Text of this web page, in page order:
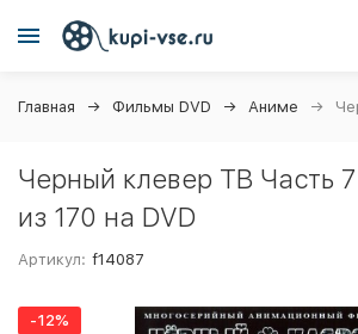
Главная Фильмы DVD Аниме
Черный клевер ТВ Часть 7
из 170 на DVD
Артикул: f14087
-12%